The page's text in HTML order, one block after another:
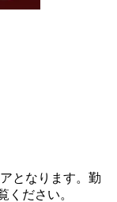
となります。勤
ください。